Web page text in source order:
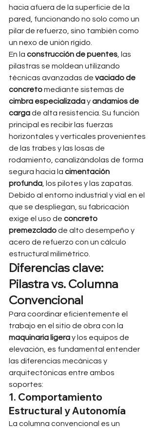
hacia afuera de la superficie de la
pared, funcionando no solo como un
pilar de refuerzo, sino también como
un nexo de unión rígido.
En la construcción de puentes , las
pilastras se moldean utilizando
técnicas avanzadas de vaciado de
concreto mediante sistemas de
cimbra especializada y andamios de
carga de alta resistencia. Su función
principal es recibir las fuerzas
horizontales y verticales provenientes
de las trabes y las losas de
rodamiento, canalizándolas de forma
segura hacia la cimentación
profunda , los pilotes y las zapatas.
Debido al entorno industrial y vial en el
que se despliegan, su fabricación
exige el uso de concreto
premezclado de alto desempeño y
acero de refuerzo con un cálculo
estructural milimétrico.
Diferencias clave:
Pilastra vs. Columna
Convencional
Para coordinar eficientemente el
trabajo en el sitio de obra con la
maquinaria ligera y los equipos de
elevación, es fundamental entender
las diferencias mecánicas y
arquitectónicas entre ambos
soportes:
1. Comportamiento
Estructural y Autonomía
La columna convencional es un